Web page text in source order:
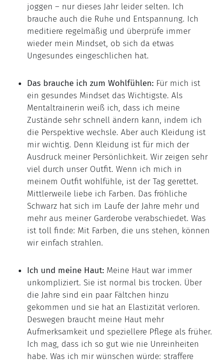
joggen – nur dieses Jahr leider selten. Ich
brauche auch die Ruhe und Entspannung. Ich
meditiere regelmäßig und überprüfe immer
wieder mein Mindset, ob sich da etwas
Ungesundes eingeschlichen hat.
Das brauche ich zum Wohlfühlen: Für mich ist
ein gesundes Mindset das Wichtigste. Als
Mentaltrainerin weiß ich, dass ich meine
Zustände sehr schnell ändern kann, indem ich
die Perspektive wechsle. Aber auch Kleidung ist
mir wichtig. Denn Kleidung ist für mich der
Ausdruck meiner Persönlichkeit. Wir zeigen sehr
viel durch unser Outfit. Wenn ich mich in
meinem Outfit wohlfühle, ist der Tag gerettet.
Mittlerweile liebe ich Farben. Das fröhliche
Schwarz hat sich im Laufe der Jahre mehr und
mehr aus meiner Garderobe verabschiedet. Was
ist toll finde: Mit Farben, die uns stehen, können
wir einfach strahlen.
Ich und meine Haut: Meine Haut war immer
unkompliziert. Sie ist normal bis trocken. Über
die Jahre sind ein paar Fältchen hinzu
gekommen und sie hat an Elastizität verloren.
Deswegen braucht meine Haut mehr
Aufmerksamkeit und speziellere Pflege als früher.
Ich mag, dass ich so gut wie nie Unreinheiten
habe. Was ich mir wünschen würde: straffere